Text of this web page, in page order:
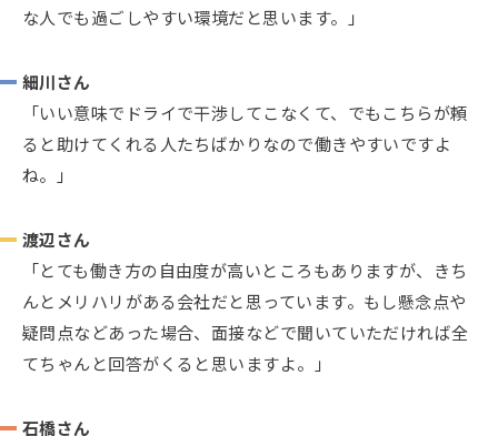
な人でも過ごしやすい環境だと思います。」
細川さん
「いい意味でドライで干渉してこなくて、でもこちらが頼
ると助けてくれる人たちばかりなので働きやすいですよ
ね。」
渡辺さん
「とても働き方の自由度が高いところもありますが、きち
んとメリハリがある会社だと思っています。もし懸念点や
疑問点などあった場合、面接などで聞いていただければ全
てちゃんと回答がくると思いますよ。」
石橋さん